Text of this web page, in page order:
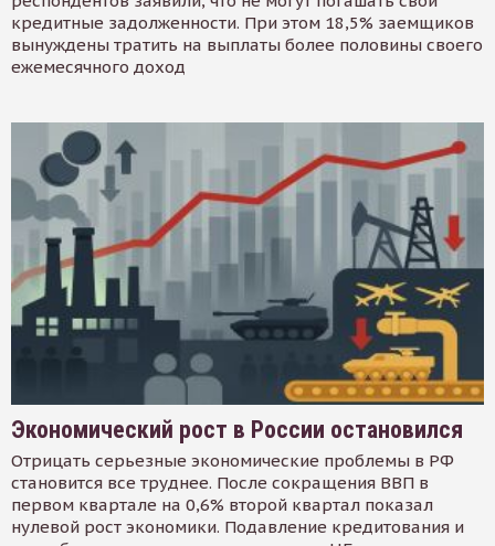
кредитные задолженности. При этом 18,5% заемщиков
вынуждены тратить на выплаты более половины своего
ежемесячного доход
Экономический рост в России остановился
Отрицать серьезные экономические проблемы в РФ
становится все труднее. После сокращения ВВП в
первом квартале на 0,6% второй квартал показал
нулевой рост экономики. Подавление кредитования и